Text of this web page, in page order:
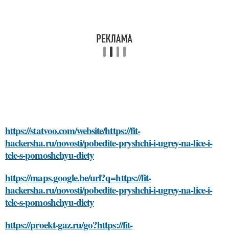
https://statvoo.com/website/https://fit-
hackersha.ru/novosti/pobedite-pryshchi-i-ugrey-na-lice-i-
tele-s-pomoshchyu-diety
https://maps.google.be/url?q=https://fit-
hackersha.ru/novosti/pobedite-pryshchi-i-ugrey-na-lice-i-
tele-s-pomoshchyu-diety
https://proekt-gaz.ru/go?https://fit-